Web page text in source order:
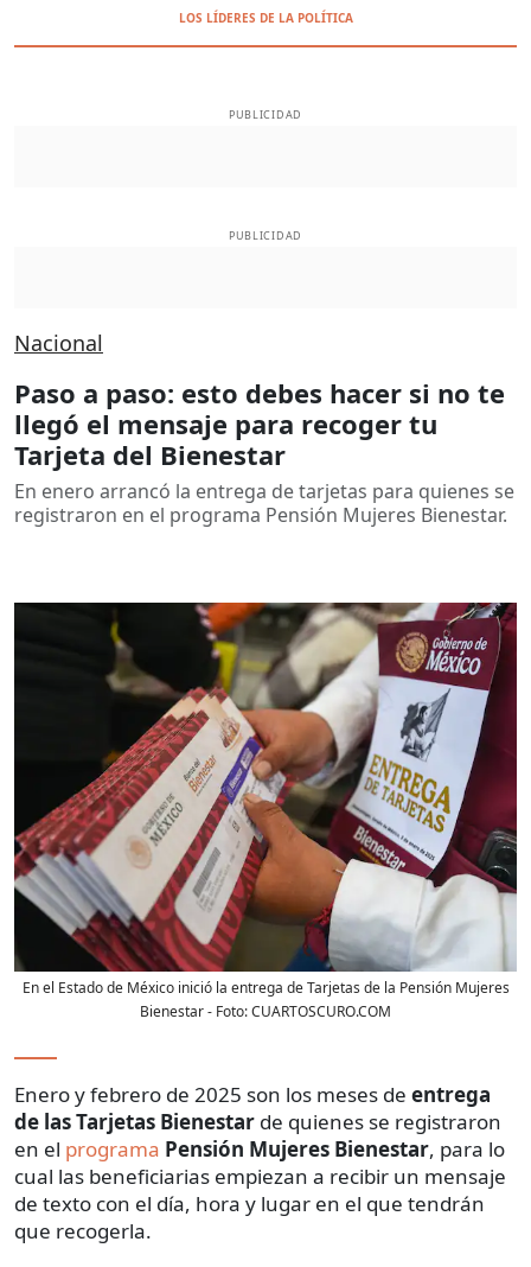
LOS LÍDERES DE LA POLÍTICA
PUBLICIDAD
PUBLICIDAD
Nacional
Paso a paso: esto debes hacer si no te
llegó el mensaje para recoger tu
Tarjeta del Bienestar
En enero arrancó la entrega de tarjetas para quienes se
registraron en el programa Pensión Mujeres Bienestar.
En el Estado de México inició la entrega de Tarjetas de la Pensión Mujeres
Bienestar- Foto:CUARTOSCURO.COM
Enero y febrero de 2025 son los meses de entrega
de las Tarjetas Bienestar de quienes se registraron
en el programa Pensión Mujeres Bienestar, para lo
cual las beneficiarias empiezan a recibir un mensaje
de texto con el día, hora y lugar en el que tendrán
que recogerla.